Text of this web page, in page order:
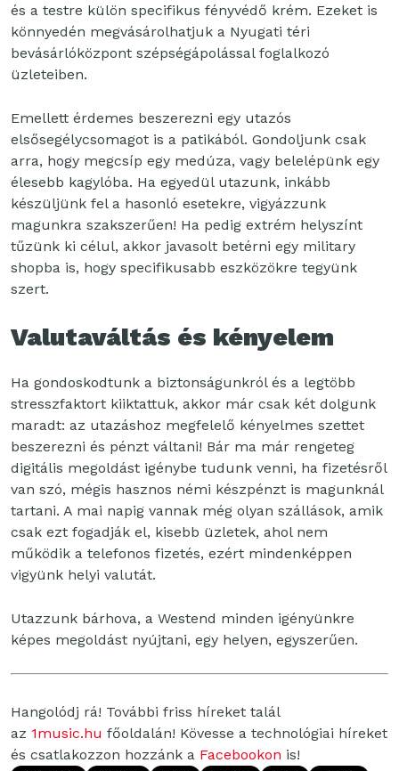
és a testre külön specifikus fényvédő krém. Ezeket is
könnyedén megvásárolhatjuk a Nyugati téri
bevásárlóközpont szépségápolással foglalkozó
üzleteiben.
Emellett érdemes beszerezni egy utazós
elsősegélycsomagot is a patikából. Gondoljunk csak
arra, hogy megcsíp egy medúza, vagy belelépünk egy
élesebb kagylóba. Ha egyedül utazunk, inkább
készüljünk fel a hasonló esetekre, vigyázzunk
magunkra szakszerűen! Ha pedig extrém helyszínt
tűzünk ki célul, akkor javasolt betérni egy military
shopba is, hogy specifikusabb eszközökre tegyünk
szert.
Valutaváltás és kényelem
Ha gondoskodtunk a biztonságunkról és a legtöbb
stresszfaktort kiiktattuk, akkor már csak két dolgunk
maradt: az utazáshoz megfelelő kényelmes szettet
beszerezni és pénzt váltani! Bár ma már rengeteg
digitális megoldást igénybe tudunk venni, ha fizetésről
van szó, mégis hasznos némi készpénzt is magunknál
tartani. A mai napig vannak még olyan szállások, amik
csak ezt fogadják el, kisebb üzletek, ahol nem
működik a telefonos fizetés, ezért mindenképpen
vigyünk helyi valutát.
Utazzunk bárhova, a Westend minden igényünkre
képes megoldást nyújtani, egy helyen, egyszerűen.
Hangolódj rá! További friss híreket talál
az 1music.hu főoldalán! Kövesse a technológiai híreket
és csatlakozzon hozzánk a Facebookon is!